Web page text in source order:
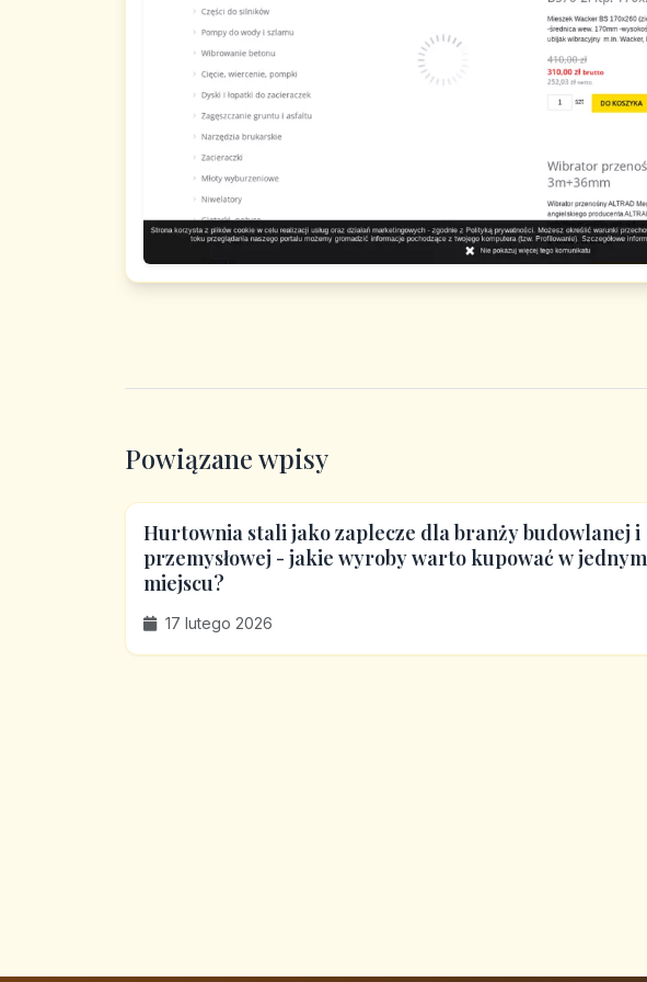
Powiązane wpisy
Hurtownia stali jako zaplecze dla branży budowlanej i
przemysłowej - jakie wyroby warto kupować w jednym
miejscu?
17 lutego 2026